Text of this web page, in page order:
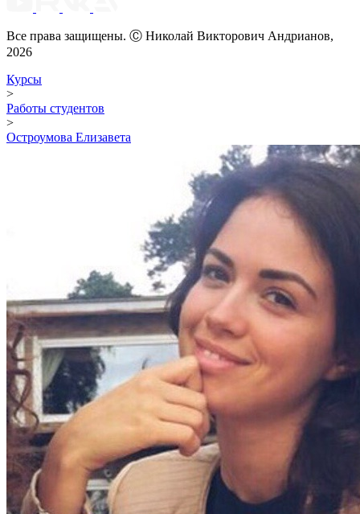
Все права защищены. Ⓒ Николай Викторович Андрианов,
2026
Курсы
>
Работы студентов
>
Остроумова Елизавета